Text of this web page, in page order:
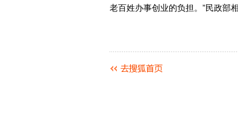
老百姓办事创业的负担。”民政部